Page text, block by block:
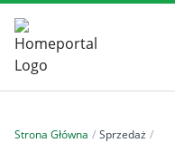
Strona Główna / Sprzedaż /